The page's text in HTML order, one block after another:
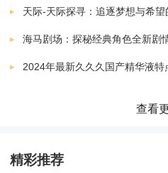
险机会。
3)每个关卡都有不同类型的
戏的可玩性。
4)音乐氛围悬疑紧张，为
天际-天际探寻：追逐梦想与希望
查看
精彩推荐